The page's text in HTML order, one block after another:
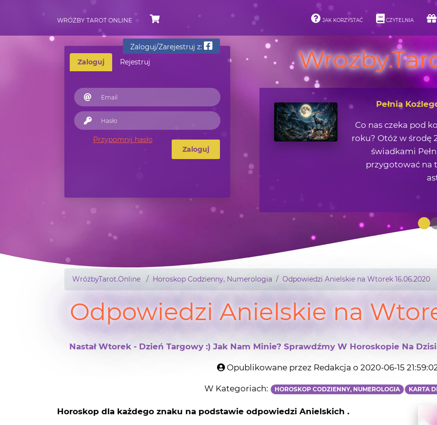
WRÓŻBY TAROT ONLINE JAK KORZYSTAĆ CZYTELNIA
Zaloguj Rejestruj
Zaloguj/Zarejestruj z:
Przypomnij hasło
Zaloguj
Pełnia
Co nas czeka pod
roku? Otóż w środę
świadkami
przygotować na
WróżbyTarot.Online Horoskop Codzienny, Numerologia Odpowiedzi Anielskie na Wtorek 16.06.2020
Odpowiedzi Anielskie na
Nastał Wtorek - Dzień Targowy :) Jak Nam Minie? Sprawdźmy W Horoskopie Na
Opublikowane przez Redakcja o 2020-06-15
W Kategoriach: HOROSKOP CODZIENNY, NUMEROLOGIA KARTA
Horoskop dla każdego znaku na podstawie odpowiedzi Anielskich .